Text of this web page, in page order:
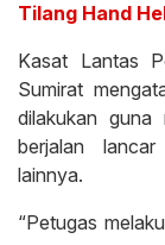
Tilang Hand
Kasat Lantas
Sumirat
dilakukan guna
berjalan
lainnya.
“Petugas